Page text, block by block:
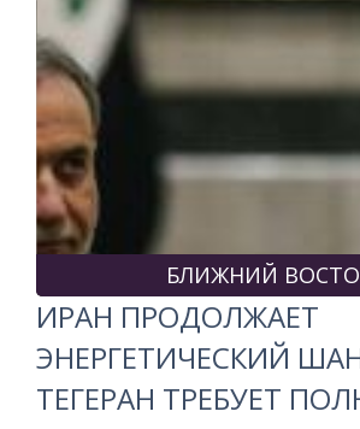
БЛИЖНИЙ
ИРАН ПРОДОЛЖАЕТ
ЭНЕРГЕТИЧЕСКИЙ
ТЕГЕРАН ТРЕБУЕТ